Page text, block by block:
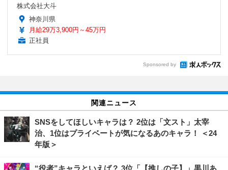
株式会社大斗
神奈川県
月給29万3,900円～45万円
正社員
Sponsored by
関連ニュース
SNSをしてほしいキャラは？ 2位は「文スト」太宰
治、1位はプライベートが気になるあのキャラ！ ＜24
年版＞
“役者”キャラといえば？ 3位「【推しの子】」黒川あ